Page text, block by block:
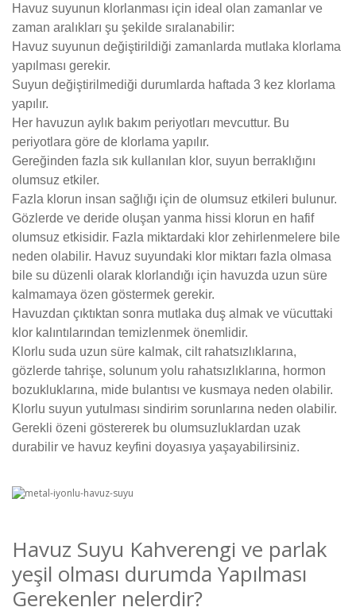
Havuz suyunun klorlanması için ideal olan zamanlar ve
zaman aralıkları şu şekilde sıralanabilir:
Havuz suyunun değiştirildiği zamanlarda mutlaka klorlama
yapılması gerekir.
Suyun değiştirilmediği durumlarda haftada 3 kez klorlama
yapılır.
Her havuzun aylık bakım periyotları mevcuttur. Bu
periyotlara göre de klorlama yapılır.
Gereğinden fazla sık kullanılan klor, suyun berraklığını
olumsuz etkiler.
Fazla klorun insan sağlığı için de olumsuz etkileri bulunur.
Gözlerde ve deride oluşan yanma hissi klorun en hafif
olumsuz etkisidir. Fazla miktardaki klor zehirlenmelere bile
neden olabilir. Havuz suyundaki klor miktarı fazla olmasa
bile su düzenli olarak klorlandığı için havuzda uzun süre
kalmamaya özen göstermek gerekir.
Havuzdan çıktıktan sonra mutlaka duş almak ve vücuttaki
klor kalıntılarından temizlenmek önemlidir.
Klorlu suda uzun süre kalmak, cilt rahatsızlıklarına,
gözlerde tahrişe, solunum yolu rahatsızlıklarına, hormon
bozukluklarına, mide bulantısı ve kusmaya neden olabilir.
Klorlu suyun yutulması sindirim sorunlarına neden olabilir.
Gerekli özeni göstererek bu olumsuzluklardan uzak
durabilir ve havuz keyfini doyasıya yaşayabilirsiniz.
Havuz Suyu Kahverengi ve parlak
yeşil olması durumda Yapılması
Gerekenler nelerdir?